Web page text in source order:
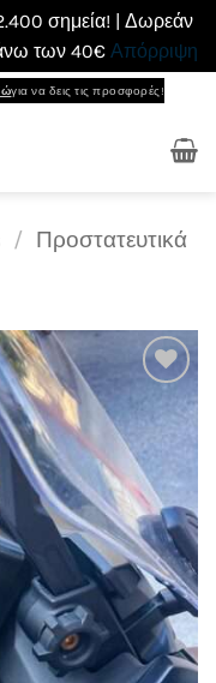
σημεία! | Δωρεάν
των 40€ Απόρριψη
για να δεις τις προσφορές!
/ Προστατευτικά
Add to
wishlist